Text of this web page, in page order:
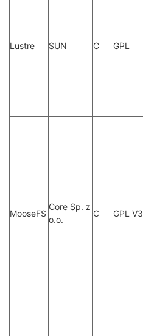
Lustre SUN C GPL
MooseFS
Core Sp. z
o.o.
C GPL V3